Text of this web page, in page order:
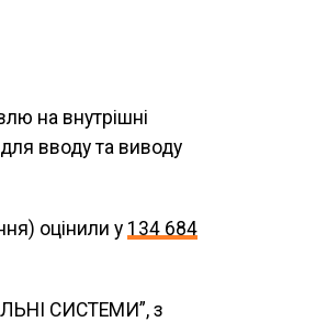
на внутрішні
вводу та виводу
оцінили у 134 684
СИСТЕМИ”, з